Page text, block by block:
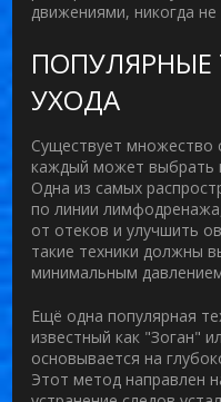
движениями, никогда не
ПОПУЛЯРНЫЕ
УХОДА
Существует множество
каждый может выбрать
Одна из самых
по линии
от отеков и улучшить
такие техники должны
минимальным
Ещё одна популярная
известный как "Зоган"
основывается на
Этот метод направлен